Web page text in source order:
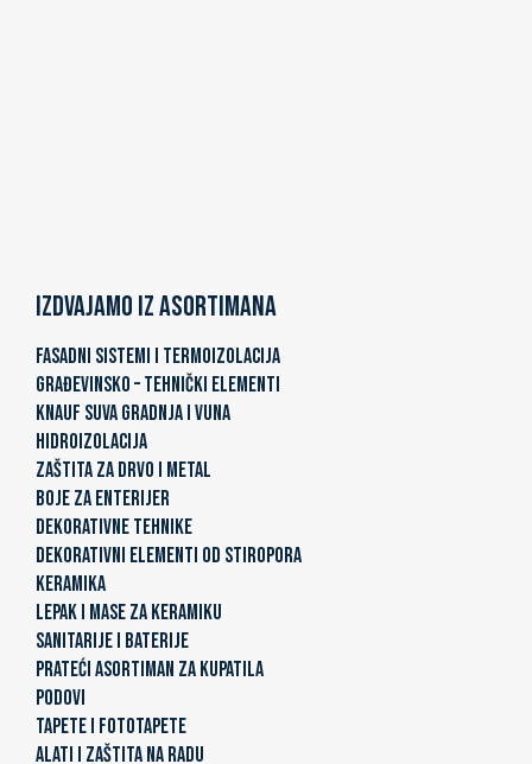
Izdvajamo iz asortimana
FASADNI SISTEMI I TERMOIZOLACIJA
GRAĐEVINSKO – TEHNIČKI ELEMENTI
KNAUF SUVA GRADNJA I VUNA
HIDROIZOLACIJA
ZAŠTITA ZA DRVO I METAL
BOJE ZA ENTERIJER
DEKORATIVNE TEHNIKE
DEKORATIVNI ELEMENTI OD STIROPORA
KERAMIKA
LEPAK I MASE ZA KERAMIKU
SANITARIJE I BATERIJE
PRATEĆI ASORTIMAN ZA KUPATILA
PODOVI
TAPETE I FOTOTAPETE
ALATI I ZAŠTITA NA RADU